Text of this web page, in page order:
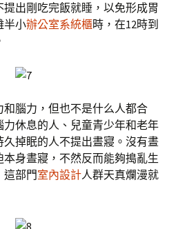
出剛吃完飯就睡，以免形成胃
半小辦公室系統櫃時，在12時到
腦力，但也不是什么人都合
休息的人、兒童青少年和老年
掉眠的人不提出晝寢。沒有晝
身晝寢，不然反而能夠搗亂生
這部門室內設計人群天真爛漫就